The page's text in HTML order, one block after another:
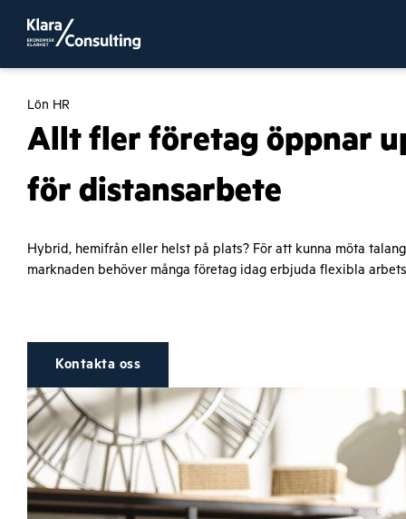
Lön HR
Allt fler företag öppnar
för distansarbete
Hybrid, hemifrån eller helst på plats? För att kunna möta
marknaden behöver många företag idag erbjuda flexibla
Kontakta oss